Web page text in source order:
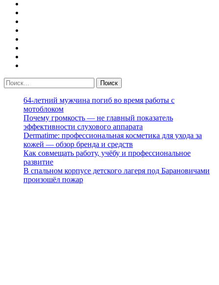
64-летний мужчина погиб во время работы с
мотоблоком
Почему громкость — не главный показатель
эффективности слухового аппарата
Dermatime: профессиональная косметика для ухода за
кожей — обзор бренда и средств
Как совмещать работу, учёбу и профессиональное
развитие
В спальном корпусе детского лагеря под Барановичами
произошёл пожар